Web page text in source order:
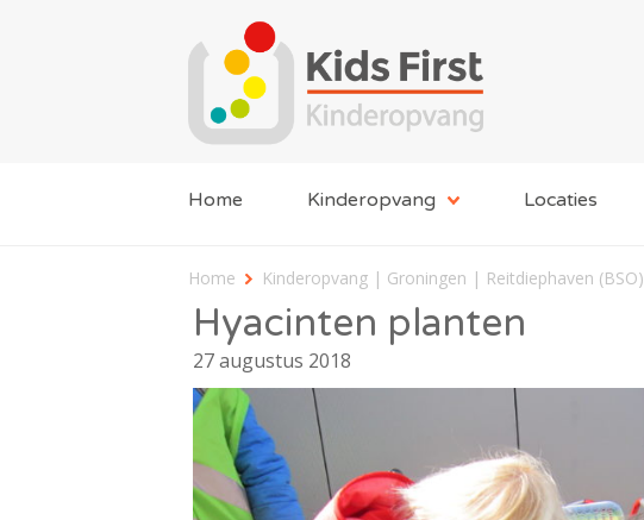
Home Kinderopvang Locaties
Home Kinderopvang | Groningen | Reitdiephaven (BSO)
Hyacinten planten
27 augustus 2018